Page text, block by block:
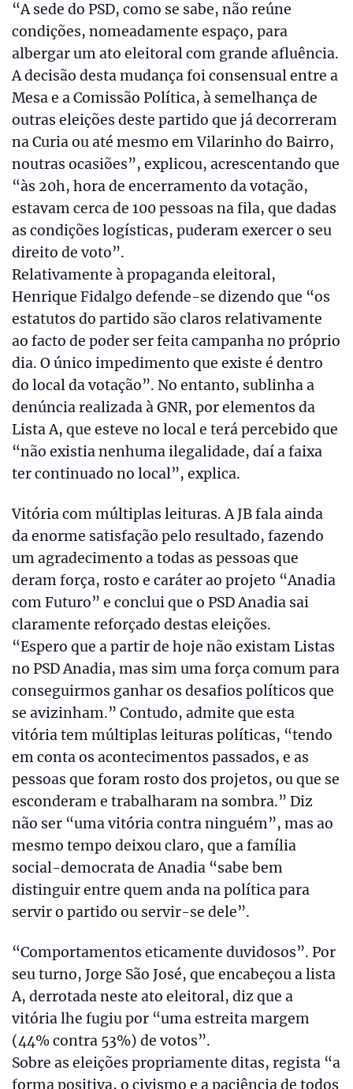
“A sede do PSD, como se sabe, não reúne
condições, nomeadamente espaço, para
albergar um ato eleitoral com grande afluência.
A decisão desta mudança foi consensual entre a
Mesa e a Comissão Política, à semelhança de
outras eleições deste partido que já decorreram
na Curia ou até mesmo em Vilarinho do Bairro,
noutras ocasiões”, explicou, acrescentando que
“às 20h, hora de encerramento da votação,
estavam cerca de 100 pessoas na fila, que dadas
as condições logísticas, puderam exercer o seu
direito de voto”.
Relativamente à propaganda eleitoral,
Henrique Fidalgo defende-se dizendo que “os
estatutos do partido são claros relativamente
ao facto de poder ser feita campanha no próprio
dia. O único impedimento que existe é dentro
do local da votação”. No entanto, sublinha a
denúncia realizada à GNR, por elementos da
Lista A, que esteve no local e terá percebido que
“não existia nenhuma ilegalidade, daí a faixa
ter continuado no local”, explica.
Vitória com múltiplas leituras. A JB fala ainda
da enorme satisfação pelo resultado, fazendo
um agradecimento a todas as pessoas que
deram força, rosto e caráter ao projeto “Anadia
com Futuro” e conclui que o PSD Anadia sai
claramente reforçado destas eleições.
“Espero que a partir de hoje não existam Listas
no PSD Anadia, mas sim uma força comum para
conseguirmos ganhar os desafios políticos que
se avizinham.” Contudo, admite que esta
vitória tem múltiplas leituras políticas, “tendo
em conta os acontecimentos passados, e as
pessoas que foram rosto dos projetos, ou que se
esconderam e trabalharam na sombra.” Diz
não ser “uma vitória contra ninguém”, mas ao
mesmo tempo deixou claro, que a família
social-democrata de Anadia “sabe bem
distinguir entre quem anda na política para
servir o partido ou servir-se dele”.
“Comportamentos eticamente duvidosos”. Por
seu turno, Jorge São José, que encabeçou a lista
A, derrotada neste ato eleitoral, diz que a
vitória lhe fugiu por “uma estreita margem
(44% contra 53%) de votos”.
Sobre as eleições propriamente ditas, regista “a
forma positiva, o civismo e a paciência de todos